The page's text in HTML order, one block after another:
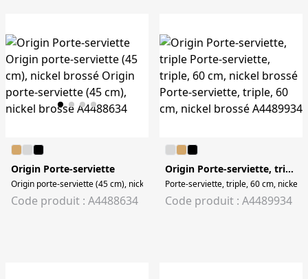
Origin Porte-serviette
Origin porte-serviette (45 cm), nickel brossé Origin porte-serviette (45 cm),
Code produit : A4488634
Origin Porte-serviette, triple
Porte-serviette, triple, 60 cm, nickel
Code produit : A4489934